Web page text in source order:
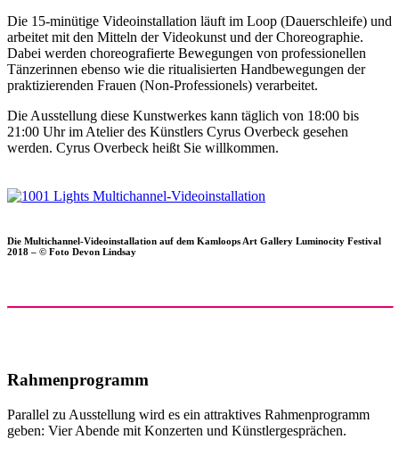
Die 15-minütige Videoinstallation läuft im Loop (Dauerschleife) und
arbeitet mit den Mitteln der Videokunst und der Choreographie.
Dabei werden choreografierte Bewegungen von professionellen
Tänzerinnen ebenso wie die ritualisierten Handbewegungen der
praktizierenden Frauen (Non-Professionels) verarbeitet.
Die Ausstellung diese Kunstwerkes kann täglich von 18:00 bis
21:00 Uhr im Atelier des Künstlers Cyrus Overbeck gesehen
werden. Cyrus Overbeck heißt Sie willkommen.
Die Multichannel-Videoinstallation auf dem Kamloops Art Gallery Luminocity Festival
2018 – © Foto Devon Lindsay
Rahmenprogramm
Parallel zu Ausstellung wird es ein attraktives Rahmenprogramm
geben: Vier Abende mit Konzerten und Künstlergesprächen.